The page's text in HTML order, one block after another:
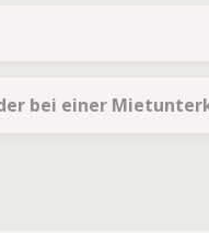
bei einer